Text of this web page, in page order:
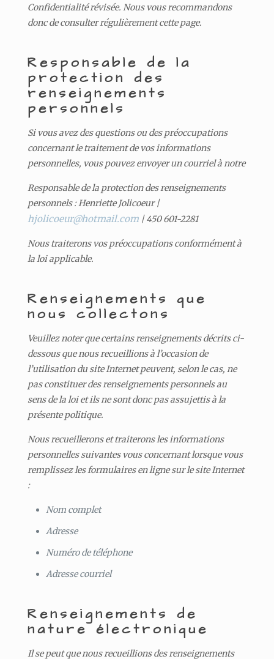
Confidentialité révisée. Nous vous recommandons
donc de consulter régulièrement cette page.
Responsable de la
protection des
renseignements
personnels
Si vous avez des questions ou des préoccupations
concernant le traitement de vos informations
personnelles, vous pouvez envoyer un courriel à notre
Responsable de la protection des renseignements
personnels : Henriette Jolicoeur |
hjolicoeur@hotmail.com| 450 601-2281
Nous traiterons vos préoccupations conformément à
la loi applicable.
Renseignements que
nous collectons
Veuillez noter que certains renseignements décrits ci-
dessous que nous recueillions à l’occasion de
l’utilisation du site Internet peuvent, selon le cas, ne
pas constituer des renseignements personnels au
sens de la loi et ils ne sont donc pas assujettis à la
présente politique.
Nous recueillerons et traiterons les informations
personnelles suivantes vous concernant lorsque vous
remplissez les formulaires en ligne sur le site Internet
:
Nom complet
Adresse
Numéro de téléphone
Adresse courriel
Renseignements de
nature électronique
Il se peut que nous recueillions des renseignements